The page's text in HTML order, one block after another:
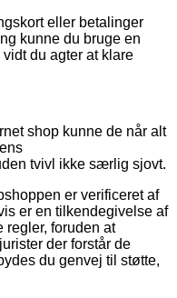
eller betalinger
kunne du bruge en
du agter at klare
shop kunne de når alt
tvivl ikke særlig sjovt.
er verificeret af
er en tilkendegivelse af
regler, foruden at
der forstår de
du genvej til støtte,